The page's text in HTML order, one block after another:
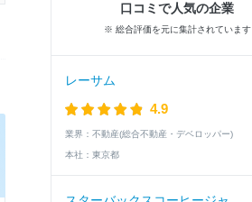
口コミで人気の企業
※ 総合評価を元に集計されています
レーサム
4.9
業界： 不動産(総合不動産・デベロッパー)
本社： 東京都